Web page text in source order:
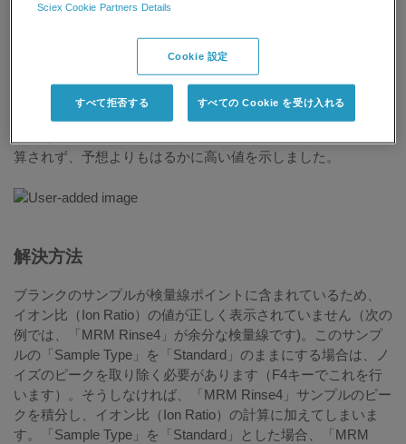
問題の説明
算されず、予想よりもはるかに高い値を示しました。
解決方法
ブランクのサンプルが検量線ポイントに含まれているため、
イオン比（Ion Ratio）の値が正しく表示されていません（次の
例では、「MRM Rinse4」が余分な検量線です)。このサンプ
ルの「Sample Type」を「Standard」のままにする場合は、ノ
イズのピークを取り除く必要があります（F4キーでこれを行
います）。そうしなければ、「MRM Rinse4」サンプルのピー
クを積分し、イオン比（Ion Ratio）の計算に加えてしまいま
す。「Sample Type」を「Standard」とした場合、「MRM
Sciex Cookie Partners Details
Cookie 設定
すべて拒否する すべての Cookie を受け入れる